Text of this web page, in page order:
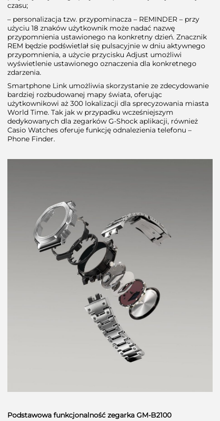
czasu;
– personalizacja tzw. przypominacza – REMINDER – przy
użyciu 18 znaków użytkownik może nadać nazwę
przypomnienia ustawionego na konkretny dzień. Znacznik
REM będzie podświetlał się pulsacyjnie w dniu aktywnego
przypomnienia, a użycie przycisku Adjust umożliwi
wyświetlenie ustawionego oznaczenia dla konkretnego
zdarzenia.
Smartphone Link umożliwia skorzystanie ze zdecydowanie
bardziej rozbudowanej mapy świata, oferując
użytkownikowi aż 300 lokalizacji dla sprecyzowania miasta
World Time. Tak jak w przypadku wcześniejszym
dedykowanych dla zegarków G-Shock aplikacji, również
Casio Watches oferuje funkcję odnalezienia telefonu –
Phone Finder.
Podstawowa funkcjonalność zegarka GM-B2100